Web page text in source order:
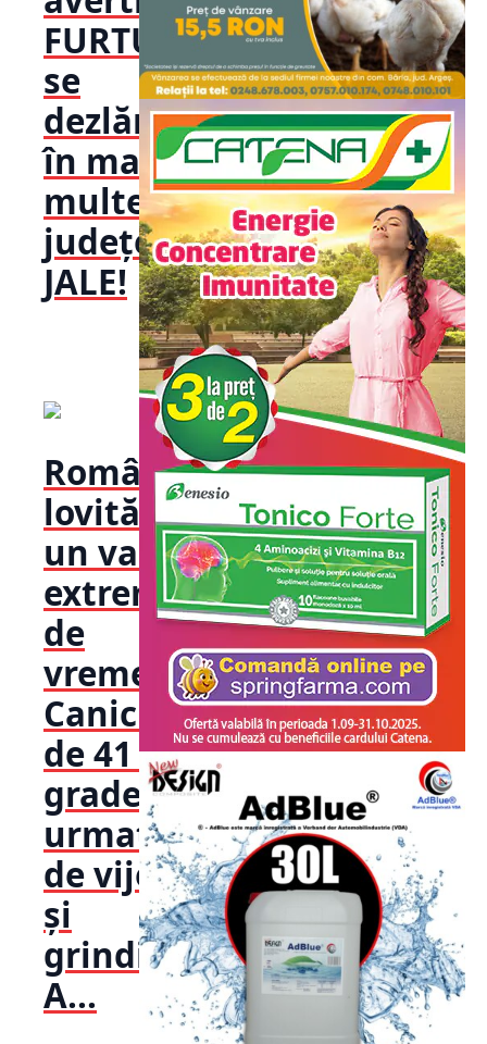
FURTUNILE
se
dezlănțuie
în mai
multe
județe! Va fi
JALE!
România,
lovită de
un val
extrem
de
vreme!
Caniculă
de 41 de
grade,
urmată
de vijelii
și
grindină.
A...